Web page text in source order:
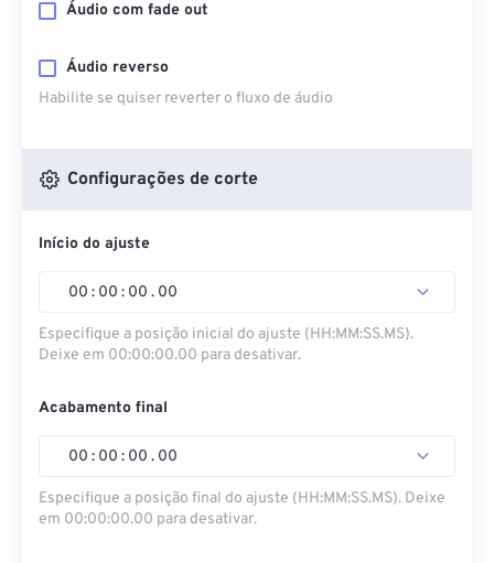
Áudio com fade out
Áudio reverso
Habilite se quiser reverter o fluxo de áudio
Configurações de corte
Início do ajuste
00 : 00 : 00 . 00
Especifique a posição inicial do ajuste (HH:MM:SS.MS).
Deixe em 00:00:00.00 para desativar.
Acabamento final
00 : 00 : 00 . 00
Especifique a posição final do ajuste (HH:MM:SS.MS). Deixe
em 00:00:00.00 para desativar.